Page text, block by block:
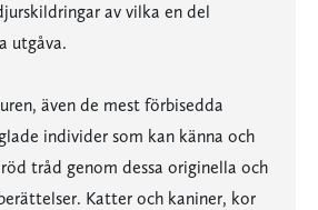
av vilka en del
utgåva.
även de mest förbisedda
individer som kan känna och
tråd genom dessa originella och
Katter och kaniner, kor